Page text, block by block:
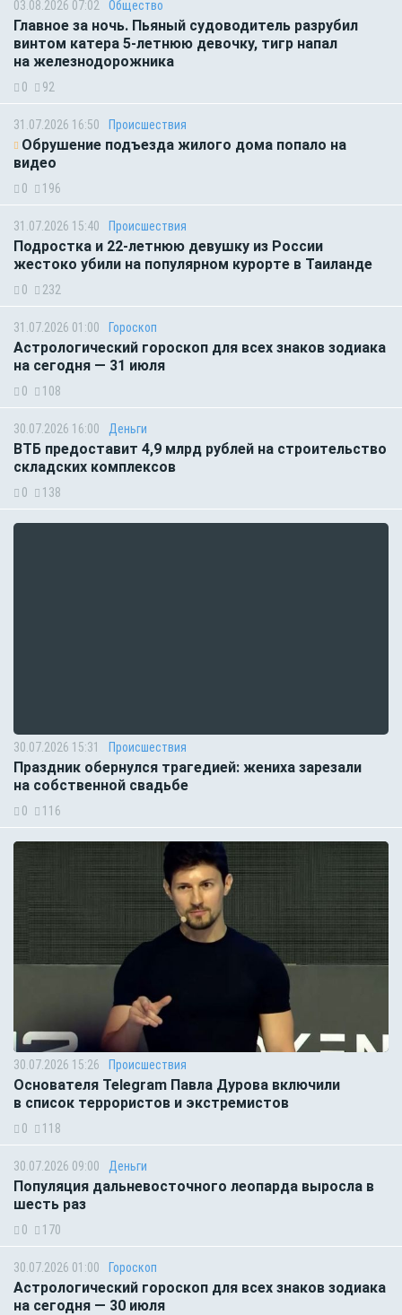
03.08.2026 07:02 Общество
Главное за ночь. Пьяный судоводитель разрубил
винтом катера 5-летнюю девочку, тигр напал
на железнодорожника
0 92
31.07.2026 16:50 Происшествия
Обрушение подъезда жилого дома попало на
видео
0 196
31.07.2026 15:40 Происшествия
Подростка и 22-летнюю девушку из России
жестоко убили на популярном курорте в Таиланде
0 232
31.07.2026 01:00 Гороскоп
Астрологический гороскоп для всех знаков зодиака
на сегодня — 31 июля
0 108
30.07.2026 16:00 Деньги
ВТБ предоставит 4,9 млрд рублей на строительство
складских комплексов
0 138
30.07.2026 15:31 Происшествия
Праздник обернулся трагедией: жениха зарезали
на собственной свадьбе
0 116
30.07.2026 15:26 Происшествия
Основателя Telegram Павла Дурова включили
в список террористов и экстремистов
0 118
30.07.2026 09:00 Деньги
Популяция дальневосточного леопарда выросла в
шесть раз
0 170
30.07.2026 01:00 Гороскоп
Астрологический гороскоп для всех знаков зодиака
на сегодня — 30 июля